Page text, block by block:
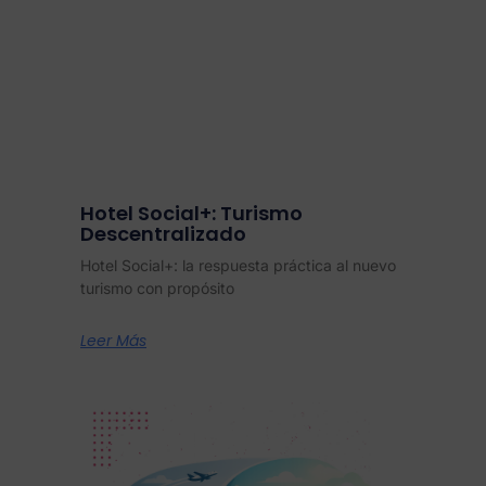
Hotel Social+: Turismo
Descentralizado
Hotel Social+: la respuesta práctica al nuevo
turismo con propósito
Leer Más